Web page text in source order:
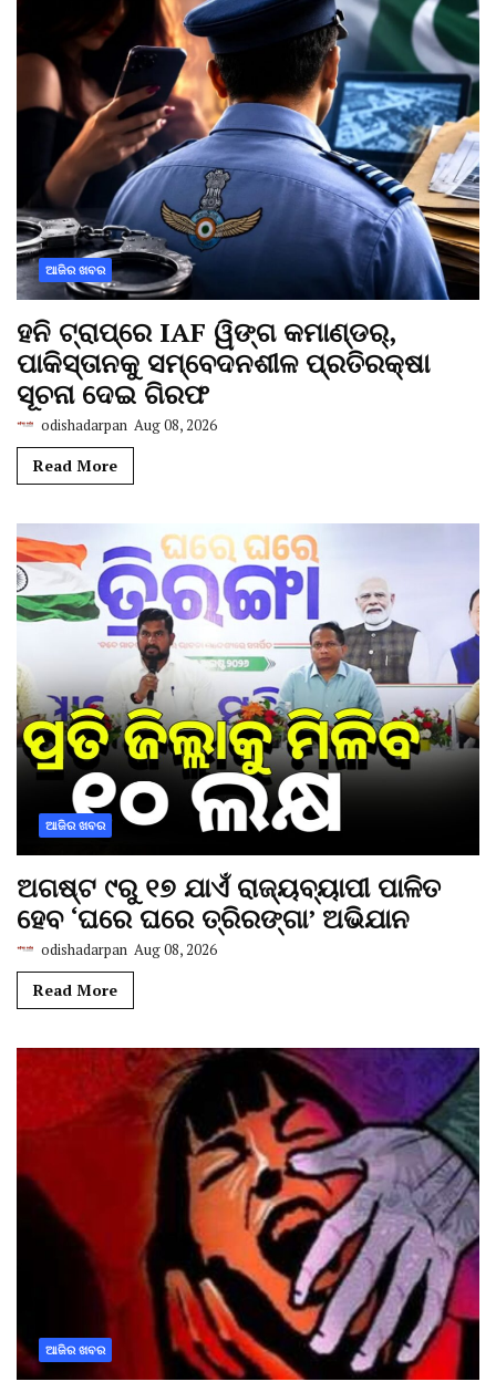
ଆଜିର ଖବର
ହନି ଟ୍ରାପ୍‌ରେ IAF ୱିଙ୍ଗ କମାଣ୍ଡର୍,
ପାକିସ୍ତାନକୁ ସମ୍ବେଦନଶୀଳ ପ୍ରତିରକ୍ଷା
ସୂଚନା ଦେଇ ଗିରଫ
odishadarpan Aug 08, 2026
Read More
ଆଜିର ଖବର
ଅଗଷ୍ଟ ୯ରୁ ୧୭ ଯାଏଁ ରାଜ୍ୟବ୍ୟାପୀ ପାଳିତ
ହେବ ‘ଘରେ ଘରେ ତ୍ରିରଙ୍ଗା’ ଅଭିଯାନ
odishadarpan Aug 08, 2026
Read More
ଆଜିର ଖବର